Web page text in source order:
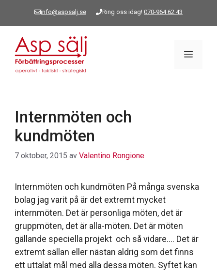
info@aspsalj.se Ring oss idag! 070-964 62 43
Meny
Internmöten och
kundmöten
7 oktober, 2015 av Valentino Rongione
Internmöten och kundmöten På många svenska
bolag jag varit på är det extremt mycket
internmöten. Det är personliga möten, det är
gruppmöten, det är alla-möten. Det är möten
gällande speciella projekt och så vidare…. Det är
extremt sällan eller nästan aldrig som det finns
ett uttalat mål med alla dessa möten. Syftet kan